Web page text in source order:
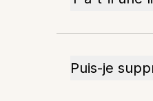
Puis-je